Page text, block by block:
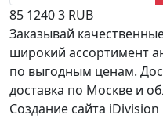
85 12403 RUB
Заказывай
широкий ассортимент
по выгодным ценам.
доставка по Москве и
Создание сайта iDivision